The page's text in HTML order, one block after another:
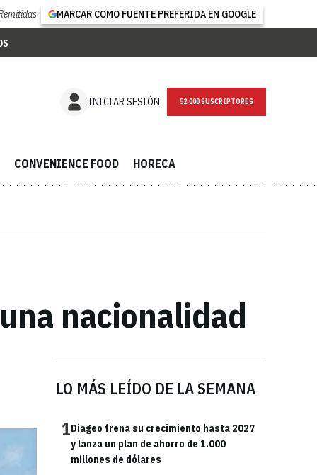
MARCAR COMO FUENTE PREFERIDA EN GOOGLE
INICIAR SESIÓN NEWSLETTER
CONVENIENCE FOOD HORECA
nacionalidad
LO MÁS LEÍDO DE LA SEMANA
1Diageo frena su crecimiento hasta 2027
y lanza un plan de ahorro de 1.000
millones de dólares